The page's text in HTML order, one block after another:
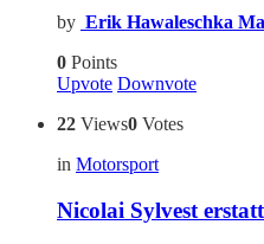
by Erik Hawaleschka
0 Points
Upvote Downvote
22 Views0 Votes
in Motorsport
Nicolai Sylvest